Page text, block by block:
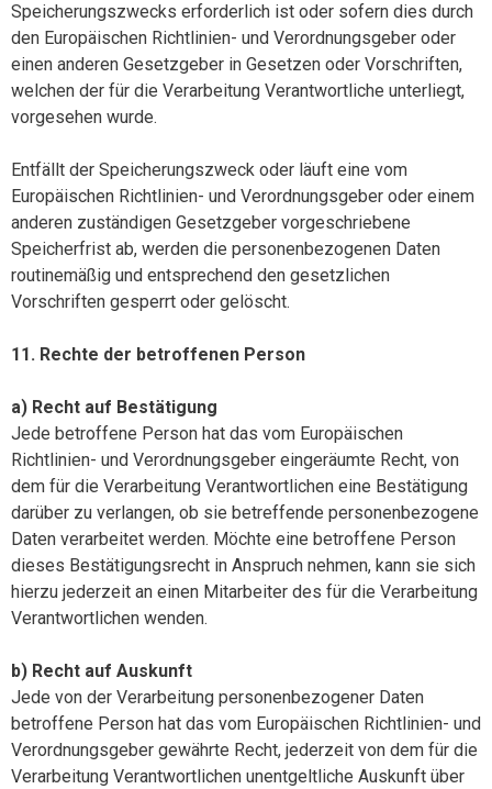
Speicherungszwecks erforderlich ist oder sofern dies durch
den Europäischen Richtlinien- und Verordnungsgeber oder
einen anderen Gesetzgeber in Gesetzen oder Vorschriften,
welchen der für die Verarbeitung Verantwortliche unterliegt,
vorgesehen wurde.
Entfällt der Speicherungszweck oder läuft eine vom
Europäischen Richtlinien- und Verordnungsgeber oder einem
anderen zuständigen Gesetzgeber vorgeschriebene
Speicherfrist ab, werden die personenbezogenen Daten
routinemäßig und entsprechend den gesetzlichen
Vorschriften gesperrt oder gelöscht.
11. Rechte der betroffenen Person
a) Recht auf Bestätigung
Jede betroffene Person hat das vom Europäischen
Richtlinien- und Verordnungsgeber eingeräumte Recht, von
dem für die Verarbeitung Verantwortlichen eine Bestätigung
darüber zu verlangen, ob sie betreffende personenbezogene
Daten verarbeitet werden. Möchte eine betroffene Person
dieses Bestätigungsrecht in Anspruch nehmen, kann sie sich
hierzu jederzeit an einen Mitarbeiter des für die Verarbeitung
Verantwortlichen wenden.
b) Recht auf Auskunft
Jede von der Verarbeitung personenbezogener Daten
betroffene Person hat das vom Europäischen Richtlinien- und
Verordnungsgeber gewährte Recht, jederzeit von dem für die
Verarbeitung Verantwortlichen unentgeltliche Auskunft über